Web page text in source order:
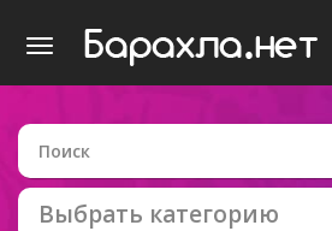
Выбрать категорию